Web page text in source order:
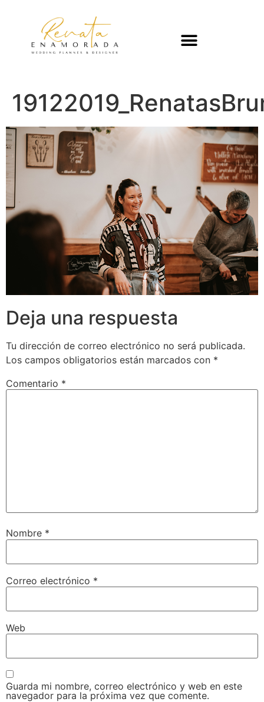
Deja una respuesta
Tu dirección de correo electrónico no será publicada.
Los campos obligatorios están marcados con *
Comentario *
Nombre *
Correo electrónico *
Web
Guarda mi nombre, correo electrónico y web en este
navegador para la próxima vez que comente.